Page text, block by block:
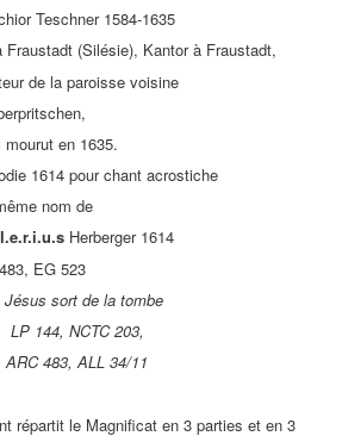
1584-1635
Kantor à Fraustadt,
voisine
en 1635.
chant acrostiche
de
Herberger 1614
523
sort de la tombe
203,
34/11
le Magnificat en 3 parties et en 3